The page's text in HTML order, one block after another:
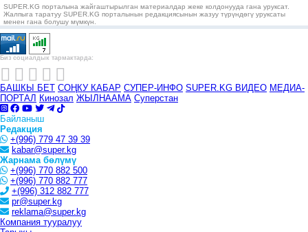
SUPER.KG порталына жайгаштырылган материалдар жеке колдонууда гана уруксат.
Жалпыга таратуу SUPER.KG порталынын редакциясынын жазуу түрүндөгү уруксаты
менен гана болушу мүмкүн.
Биз социалдык тармактарда:
БАШКЫ БЕТ СОҢКУ КАБАР СУПЕР-ИНФО SUPER.KG ВИДЕО МЕДИА-
ПОРТАЛ Кинозал ЖЫЛНААМА Суперстан
Байланыш
Редакция
+(996) 779 47 39 39
kabar@super.kg
Жарнама бөлүмү
+(996) 770 882 500
+(996) 770 882 777
+(996) 312 882 777
pr@super.kg
reklama@super.kg
Компания тууралуу